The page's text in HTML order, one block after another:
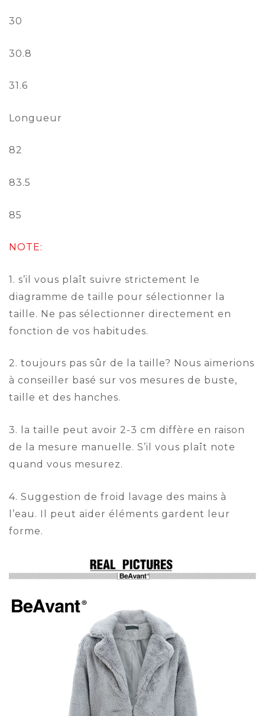
30
30.8
31.6
Longueur
82
83.5
85
NOTE:
1. s’il vous plaît suivre strictement le
diagramme de taille pour sélectionner la
taille. Ne pas sélectionner directement en
fonction de vos habitudes.
2. toujours pas sûr de la taille? Nous aimerions
à conseiller basé sur vos mesures de buste,
taille et des hanches.
3. la taille peut avoir 2-3 cm diffère en raison
de la mesure manuelle. S’il vous plaît note
quand vous mesurez.
4. Suggestion de froid lavage des mains à
l’eau. Il peut aider éléments gardent leur
forme.